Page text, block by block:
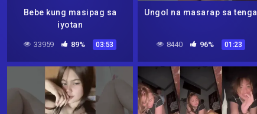
Bebe kung masipag sa
iyotan
33959 89% 03:53
Ungol na masarap sa tenga
8440 96% 01:23